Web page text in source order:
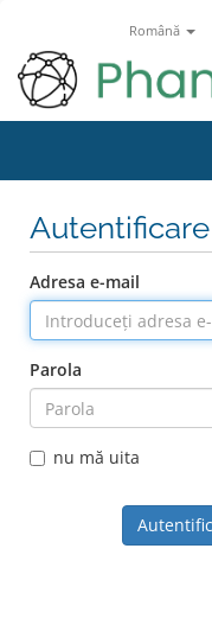
Română
Autentificare
Adresa e-mail
Parola
nu mă uita